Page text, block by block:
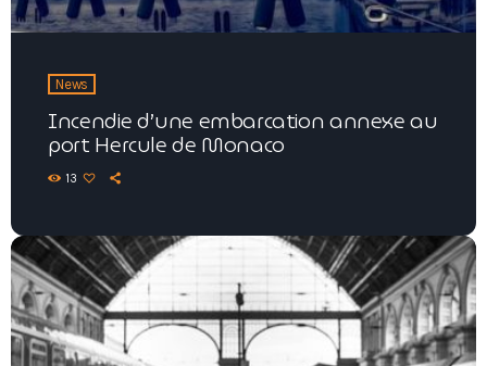
News
Incendie d’une embarcation annexe au
port Hercule de Monaco
13